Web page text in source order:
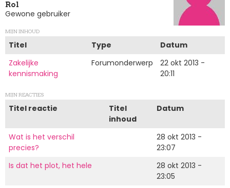
Rol
Gewone gebruiker
MIJN INHOUD
Titel Type
Datum
Zakelijke
kennismaking
Forumonderwerp
22 okt 2013 -
20:11
MIJN REACTIES
Titel reactie
Titel
inhoud
Datum
Wat is het verschil
precies?
28 okt 2013 -
23:07
Is dat het plot, het hele
28 okt 2013 -
23:05